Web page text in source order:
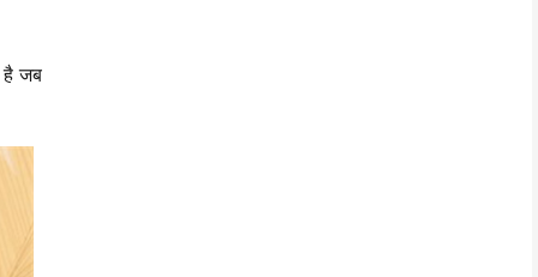
है जब